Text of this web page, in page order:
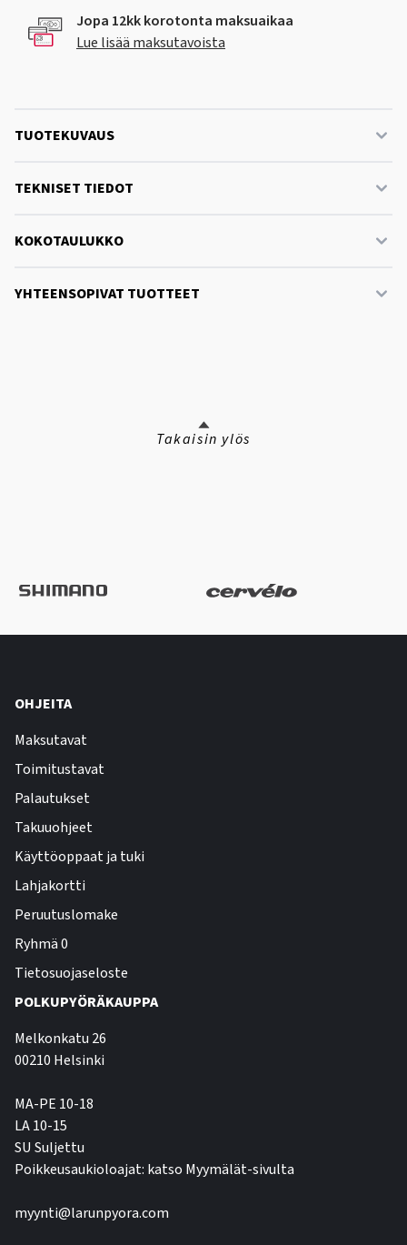
Jopa 12kk korotonta maksuaikaa
Lue lisää maksutavoista
TUOTEKUVAUS
TEKNISET TIEDOT
KOKOTAULUKKO
YHTEENSOPIVAT TUOTTEET
Takaisin ylös
OHJEITA
Maksutavat
Toimitustavat
Palautukset
Takuuohjeet
Käyttöoppaat ja tuki
Lahjakortti
Peruutuslomake
Ryhmä 0
Tietosuojaseloste
POLKUPYÖRÄKAUPPA
Melkonkatu 26
00210 Helsinki
MA-PE 10-18
LA 10-15
SU Suljettu
Poikkeusaukioloajat: katso Myymälät-sivulta
myynti@larunpyora.com